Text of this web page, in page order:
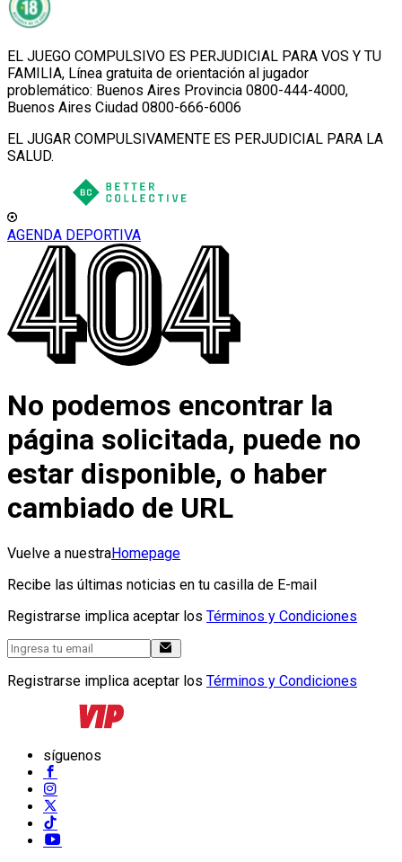
EL JUEGO COMPULSIVO ES PERJUDICIAL PARA VOS Y TU
FAMILIA, Línea gratuita de orientación al jugador
problemático: Buenos Aires Provincia 0800-444-4000,
Buenos Aires Ciudad 0800-666-6006
EL JUGAR COMPULSIVAMENTE ES PERJUDICIAL PARA LA
SALUD.
AGENDA DEPORTIVA
No podemos encontrar la
página solicitada, puede no
estar disponible, o haber
cambiado de URL
Vuelve a nuestraHomepage
Recibe las últimas noticias en tu casilla de E-mail
Registrarse implica aceptar los Términos y Condiciones
Registrarse implica aceptar los Términos y Condiciones
síguenos